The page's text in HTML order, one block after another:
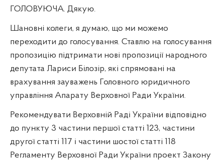
ГОЛОВУЮЧА. Дякую.
Шановні колеги, я думаю, що ми можемо
переходити до голосування. Ставлю на голосування
пропозицію підтримати нові пропозиції народного
депутата Лариси Білозір, які спрямовані на
врахування зауважень Головного юридичного
управління Апарату Верховної Ради України.
Рекомендувати Верховній Раді України відповідно
до пункту 3 частини першої статті 123, частини
другої статті 117 і частини шостої статті 118
Регламенту Верховної Ради України проект Закону